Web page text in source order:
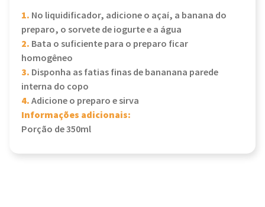
1. No liquidificador, adicione o açaí, a banana do
preparo, o sorvete de iogurte e a água
2. Bata o suficiente para o preparo ficar
homogêneo
3. Disponha as fatias finas de bananana parede
interna do copo
4.Adicione o preparo e sirva
Informações adicionais:
Porção de 350ml